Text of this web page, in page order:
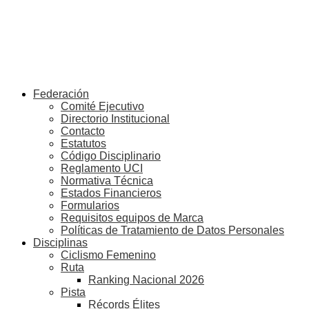
Federación
Comité Ejecutivo
Directorio Institucional
Contacto
Estatutos
Código Disciplinario
Reglamento UCI
Normativa Técnica
Estados Financieros
Formularios
Requisitos equipos de Marca
Políticas de Tratamiento de Datos Personales
Disciplinas
Ciclismo Femenino
Ruta
Ranking Nacional 2026
Pista
Récords Élites